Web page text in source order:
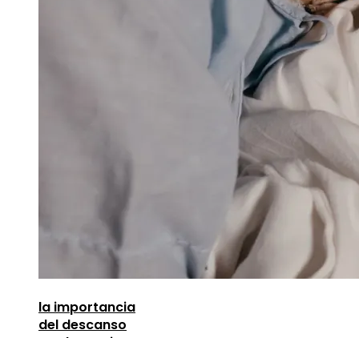
la importancia
del descanso